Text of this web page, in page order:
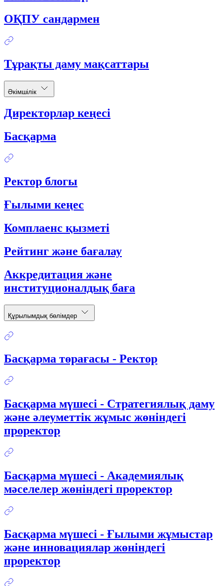
ОҚПУ сандармен
Тұрақты даму мақсаттары
Әкімшілік
Директорлар кеңесі
Басқарма
Ректор блогы
Ғылыми кеңес
Комплаенс қызметі
Рейтинг және бағалау
Аккредитация және
институционалдық баға
Құрылымдық бөлімдер
Басқарма төрағасы - Ректор
Басқарма мүшесі - Стратегиялық даму
және әлеуметтік жұмыс жөніндегі
проректор
Басқарма мүшесі - Академиялық
мәселелер жөніндегі проректор
Басқарма мүшесі - Ғылыми жұмыстар
және инновациялар жөніндегі
проректор